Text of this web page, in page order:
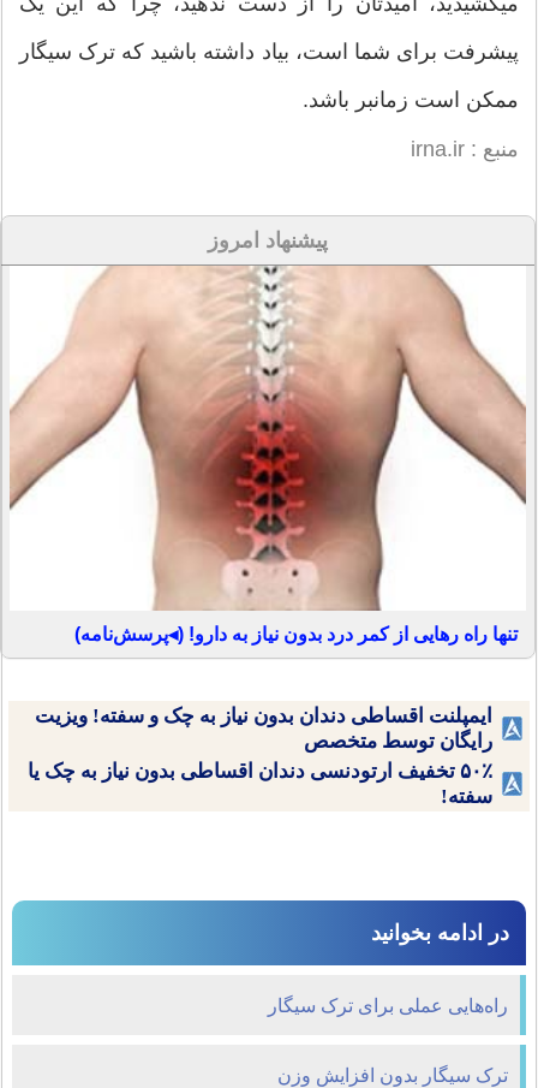
پیشرفت برای شما است، بیاد داشته باشید که ترک سیگار
ممکن است زمانبر باشد.
منبع : irna.ir
پیشنهاد امروز
تنها راه رهایی از کمر درد بدون نیاز به دارو! (◂پرسش‌نامه)
ایمپلنت اقساطی دندان بدون نیاز به چک و سفته! ویزیت
رایگان توسط متخصص
۵۰٪ تخفیف ارتودنسی دندان اقساطی بدون نیاز به چک یا
سفته!
در ادامه بخوانید
راه‌هایی عملی برای ترک سیگار
ترک سیگار بدون افزایش وزن